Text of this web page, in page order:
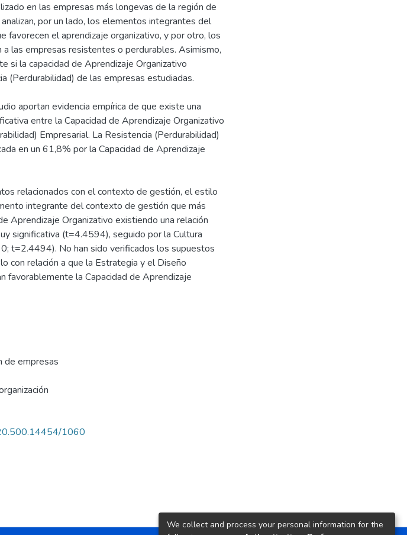
en las empresas más longevas de la región de
por un lado, los elementos integrantes del
favorecen el aprendizaje organizativo, y por otro, los
a las empresas resistentes o perdurables. Asimismo,
si la capacidad de Aprendizaje Organizativo
(Perdurabilidad) de las empresas estudiadas.
aportan evidencia empírica de que existe una
entre la Capacidad de Aprendizaje Organizativo
Empresarial. La Resistencia (Perdurabilidad)
en un 61,8% por la Capacidad de Aprendizaje
relacionados con el contexto de gestión, el estilo
integrante del contexto de gestión que más
Aprendizaje Organizativo existiendo una relación
significativa (t=4.4594), seguido por la Cultura
t=2.4494). No han sido verificados los supuestos
con relación a que la Estrategia y el Diseño
favorablemente la Capacidad de Aprendizaje
de empresas
1060
We collect and process your personal information for the